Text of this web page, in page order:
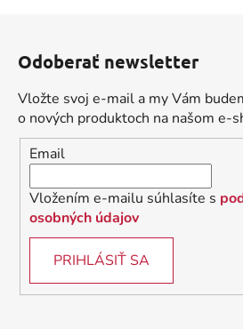
Odoberať newsletter
Vložte svoj e-mail a my Vám
o nových produktoch na našom e-
Email
Vložením e-mailu súhlasíte s
osobných údajov
PRIHLÁSIŤ SA